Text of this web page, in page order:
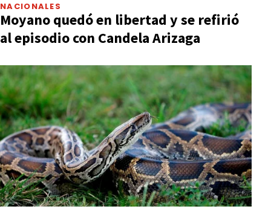
NACIONALES
Moyano quedó en libertad y se refirió
al episodio con Candela Arizaga